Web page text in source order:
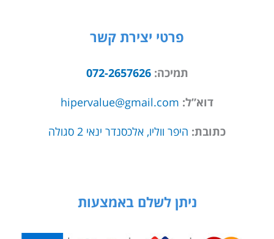
פרטי יצירת קשר
תמיכה:072-2657626
דוא”ל: hipervalue@gmail.com
כתובת: היפר ווליו, אלכסנדר ינאי 2 סגולה
ניתן לשלם באמצעות